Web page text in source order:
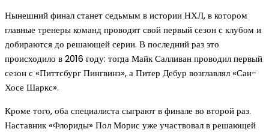
Нынешний финал станет седьмым в истории НХЛ, в котором
главные тренеры команд проводят свой первый сезон с клубом и
добираются до решающей серии. В последний раз это
происходило в 2016 году: тогда Майк Салливан проводил первый
сезон с «Питтсбург Пингвинз», а Питер Дебур возглавлял «Сан-
Хосе Шаркс».
Кроме того, оба специалиста сыграют в финале во второй раз.
Наставник «Флориды» Пол Морис уже участвовал в решающей